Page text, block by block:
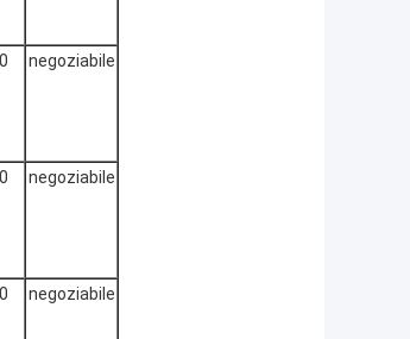
negoziabile
negoziabile
negoziabile